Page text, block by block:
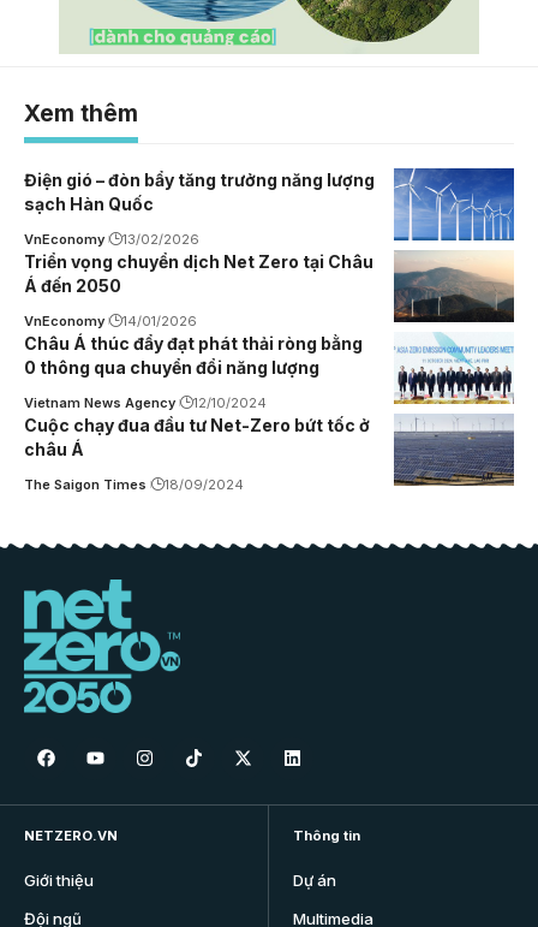
Xem thêm
Điện gió – đòn bẩy tăng trưởng năng lượng
sạch Hàn Quốc
VnEconomy 13/02/2026
Triển vọng chuyển dịch Net Zero tại Châu
Á đến 2050
VnEconomy 14/01/2026
Châu Á thúc đẩy đạt phát thải ròng bằng
0 thông qua chuyển đổi năng lượng
Vietnam News Agency 12/10/2024
Cuộc chạy đua đầu tư Net-Zero bứt tốc ở
châu Á
The Saigon Times 18/09/2024
NETZERO.VN
Giới thiệu
Đội ngũ
Thông tin
Dự án
Multimedia